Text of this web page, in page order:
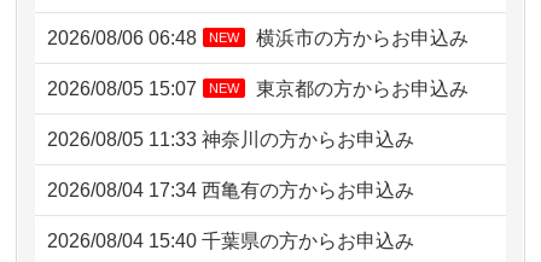
2026/08/06 06:48 NEW 横浜市の方からお申込み
2026/08/05 15:07 NEW 東京都の方からお申込み
2026/08/05 11:33 神奈川の方からお申込み
2026/08/04 17:34 西亀有の方からお申込み
2026/08/04 15:40 千葉県の方からお申込み